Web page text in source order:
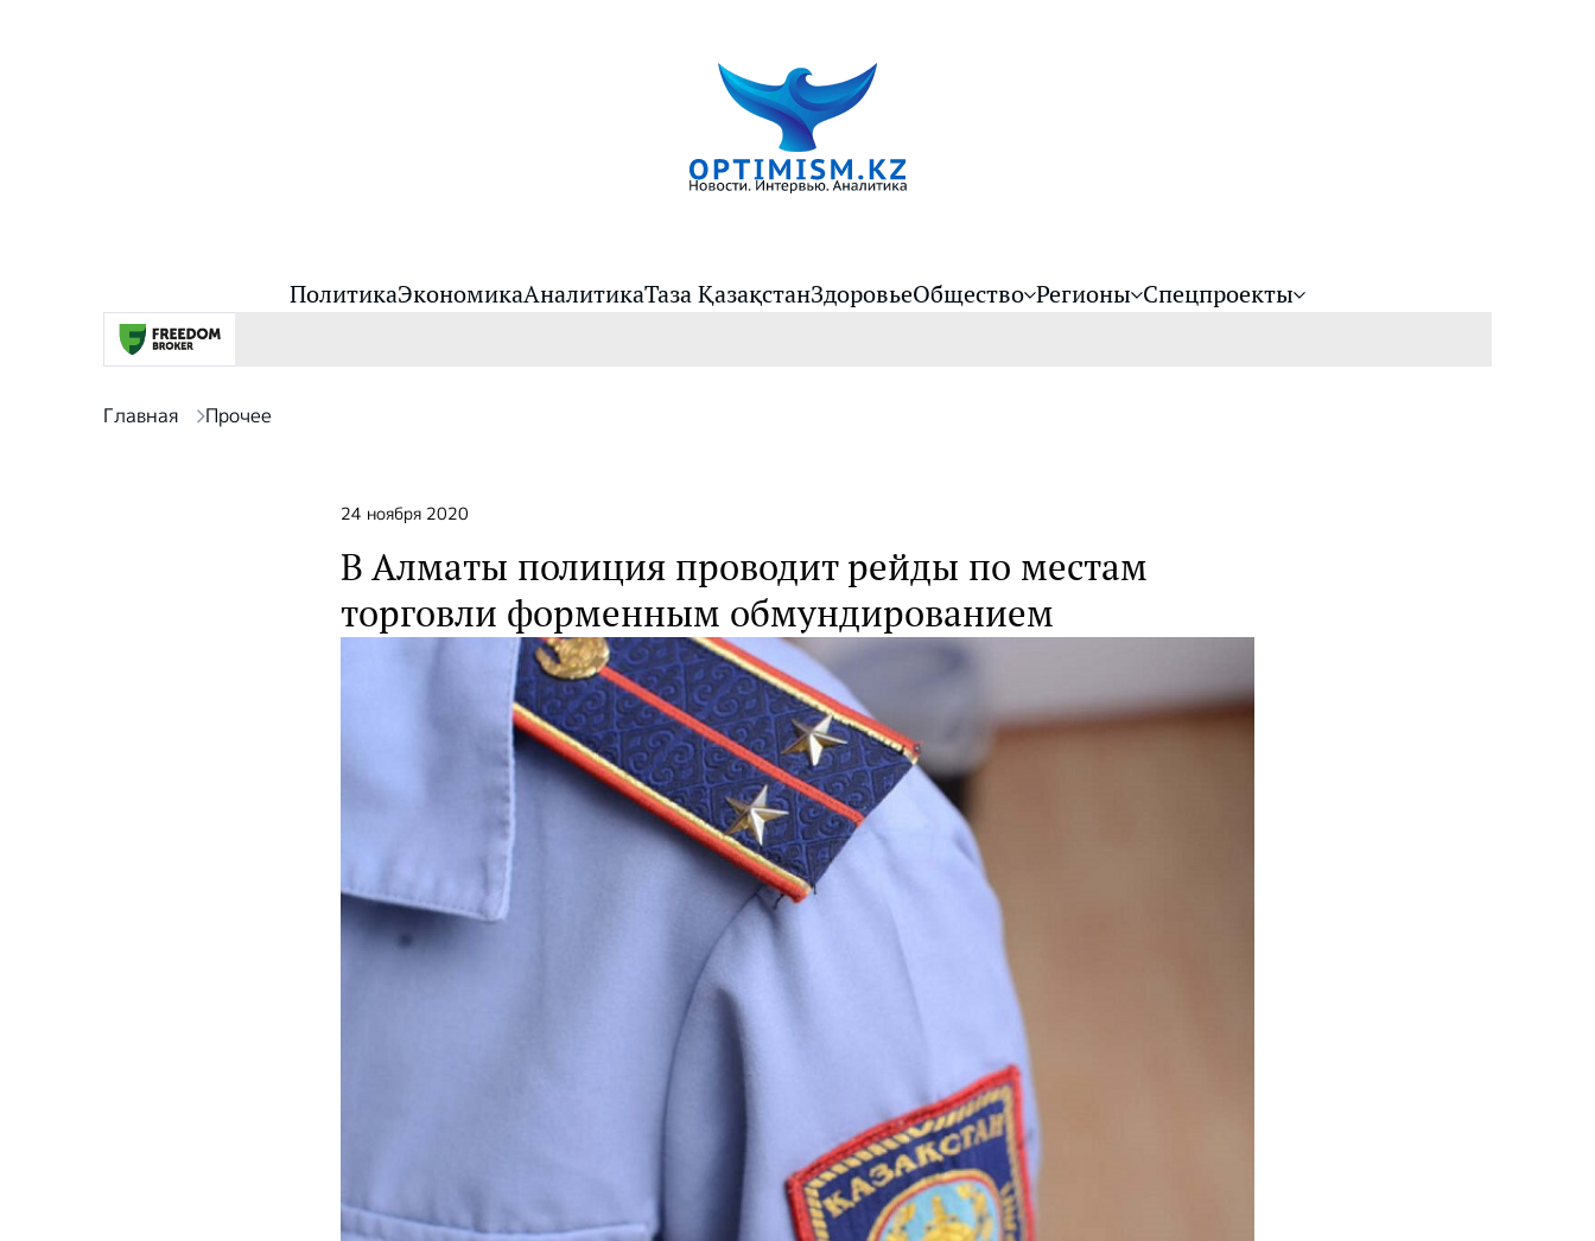
ПолитикаЭкономикаАналитикаТаза ҚазақстанЗдоровьеОбщество Регионы Спецпроекты
Главная Прочее
24 ноября 2020
В Алматы полиция проводит рейды по местам
торговли форменным обмундированием